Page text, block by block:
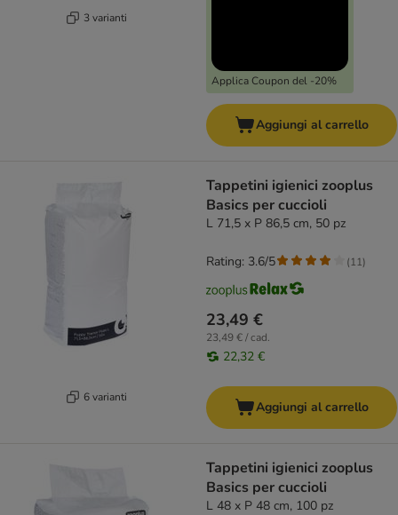
3 varianti
Applica Coupon del -20%
Aggiungi al carrello
6 varianti
Tappetini igienici zooplus
Basics per cuccioli
L 71,5 x P 86,5 cm, 50 pz
23,49 €
23,49 € / cad.
22,32 €
Rating: 3.6/5 (11)
Aggiungi al carrello
Tappetini igienici zooplus
Basics per cuccioli
L 48 x P 48 cm, 100 pz